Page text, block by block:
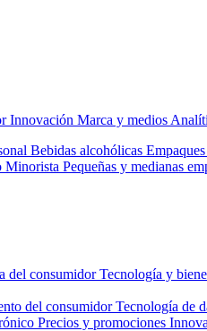
Innovación Marca y medios
Bebidas alcohólicas Empaques
Minorista Pequeñas y medianas
del consumidor Tecnología y
del consumidor Tecnología de
Precios y promociones